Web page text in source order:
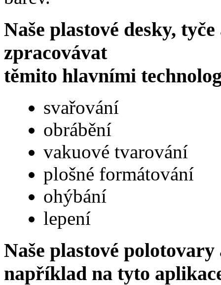
Naše plastové desky,
zpracovávat
těmito hlavními
svařování
obrábění
vakuové tvarování
plošné formátování
ohýbání
lepení
Naše plastové
například na tyto